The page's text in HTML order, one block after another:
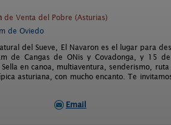
de Venta del Pobre (Asturias)
de Oviedo
del Sueve, El Navaron es el lugar para
de Cangas de ONis y Covadonga, y 15
en canoa, multiaventura, senderismo,
asturiana, con mucho encanto. Te
Email